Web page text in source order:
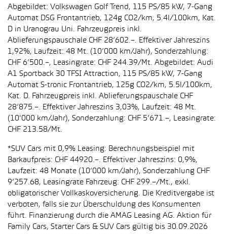
Abgebildet: Volkswagen Golf Trend, 115 PS/85 kW, 7-Gang
Automat DSG Frontantrieb, 124g CO2/km, 5.4l/100km, Kat.
D in Uranograu Uni. Fahrzeugpreis inkl.
Ablieferungspauschale CHF 28’602.–. Effektiver Jahreszins
1,92%, Laufzeit: 48 Mt. (10’000 km/Jahr), Sonderzahlung:
CHF 6’500.–, Leasingrate: CHF 244.39/Mt. Abgebildet: Audi
A1 Sportback 30 TFSI Attraction, 115 PS/85 kW, 7-Gang
Automat S-tronic Frontantrieb, 125g CO2/km, 5.5l/100km,
Kat. D. Fahrzeugpreis inkl. Ablieferungspauschale CHF
28’875.–. Effektiver Jahreszins 3,03%, Laufzeit: 48 Mt.
(10'000 km/Jahr), Sonderzahlung: CHF 5’671.–, Leasingrate:
CHF 213.58/Mt.
*SUV Cars mit 0,9% Leasing: Berechnungsbeispiel mit
Barkaufpreis: CHF 44920.–. Effektiver Jahreszins: 0,9%,
Laufzeit: 48 Monate (10’000 km/Jahr), Sonderzahlung CHF
9’257.68, Leasingrate Fahrzeug: CHF 299.–/Mt., exkl.
obligatorischer Vollkaskoversicherung. Die Kreditvergabe ist
verboten, falls sie zur Überschuldung des Konsumenten
führt. Finanzierung durch die AMAG Leasing AG. Aktion für
Family Cars, Starter Cars & SUV Cars gültig bis 30.09.2026